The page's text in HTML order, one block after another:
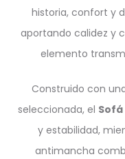
historia, confort y
aportando calidez y
elemento
Construido con
seleccionada, el
y estabilidad,
antimancha